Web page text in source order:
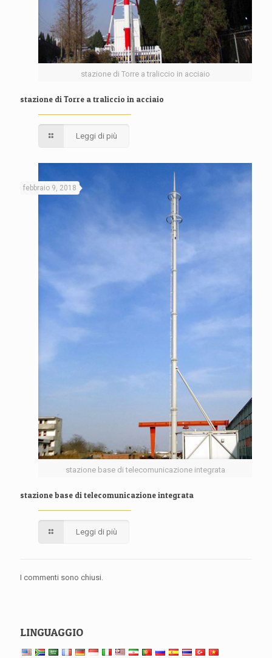
stazione di Torre a traliccio in acciaio
stazione di Torre a traliccio in acciaio
Leggi di più
stazione base di telecomunicazione integrata
febbraio 9, 2018
stazione base di telecomunicazione integrata
Leggi di più
I commenti sono chiusi.
LINGUAGGIO